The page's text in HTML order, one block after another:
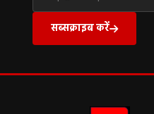
सब्सक्राइब करें